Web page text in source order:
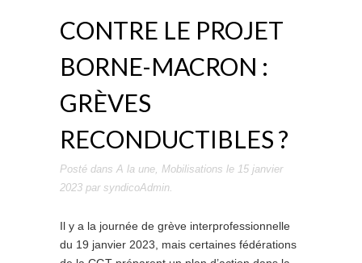
CONTRE LE PROJET
BORNE-MACRON :
GRÈVES
RECONDUCTIBLES ?
Posté dans A la une, Mobilisations le 15 janvier
2023 par syndicoAdmin.
Il y a la journée de grève interprofessionnelle
du 19 janvier 2023, mais certaines fédérations